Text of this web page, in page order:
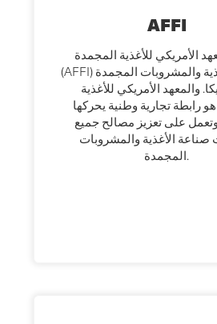
AFFI
الأمريكي للأغذية المجمدة
(AFFI) صانعي الأغذية والمشروبات المجمدة
والمعهد الأمريكي للأغذية
رابطة تجارية وطنية يحركها
على تعزيز مصالح جميع
الأغذية والمشروبات
المجمدة.